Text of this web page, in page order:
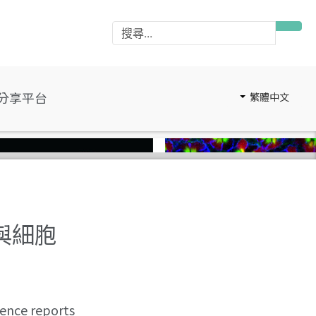
享平台 繁體中文
細胞
reports